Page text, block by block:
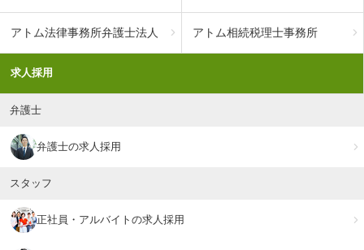
アトム法律事務所弁護士法人 アトム相続税理士事務所
求人採用
弁護士
弁護士の求人採用
スタッフ
正社員・アルバイトの求人採用